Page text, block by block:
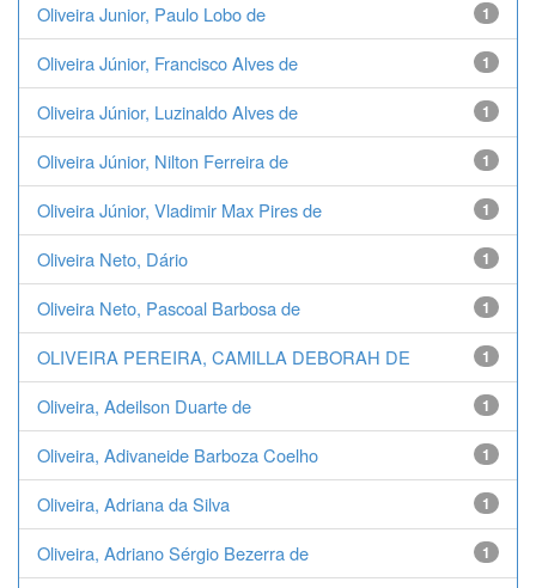
Oliveira Junior, Paulo Lobo de 1
Oliveira Júnior, Francisco Alves de 1
Oliveira Júnior, Luzinaldo Alves de 1
Oliveira Júnior, Nilton Ferreira de 1
Oliveira Júnior, Vladimir Max Pires de 1
Oliveira Neto, Dário 1
Oliveira Neto, Pascoal Barbosa de 1
OLIVEIRA PEREIRA, CAMILLA DEBORAH DE 1
Oliveira, Adeilson Duarte de 1
Oliveira, Adivaneide Barboza Coelho 1
Oliveira, Adriana da Silva 1
Oliveira, Adriano Sérgio Bezerra de 1